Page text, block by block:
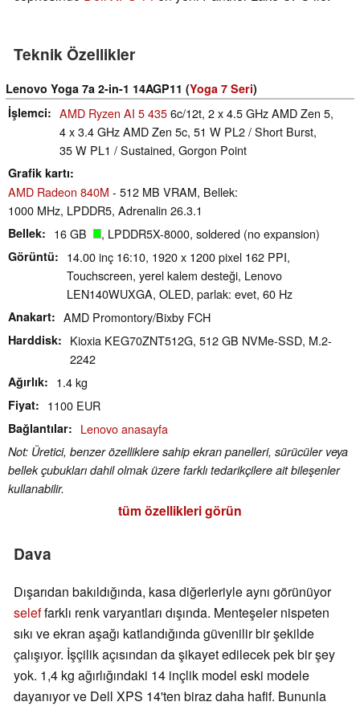
Teknik Özellikler
Lenovo Yoga 7a 2-in-1 14AGP11 (Yoga 7 Seri)
İşlemci
AMD Ryzen AI 5 4356c/12t, 2 x 4.5 GHz AMD Zen 5,
4 x 3.4 GHz AMD Zen 5c, 51 W PL2 / Short Burst,
35 W PL1 / Sustained, Gorgon Point
Grafik kartı
AMD Radeon 840M - 512 MB VRAM, Bellek:
1000 MHz, LPDDR5, Adrenalin 26.3.1
Bellek 16 GB , LPDDR5X-8000, soldered (no expansion)
Görüntü
14.00 inç 16:10, 1920 x 1200 pixel 162 PPI,
Touchscreen, yerel kalem desteği, Lenovo
LEN140WUXGA, OLED, parlak: evet, 60 Hz
Anakart AMD Promontory/Bixby FCH
Harddisk
Kioxia KEG70ZNT512G, 512 GB NVMe-SSD, M.2-
2242
Ağırlık 1.4 kg
Fiyat 1100 EUR
Bağlantılar Lenovo anasayfa
Not: Üretici, benzer özelliklere sahip ekran panelleri, sürücüler veya
bellek çubukları dahil olmak üzere farklı tedarikçilere ait bileşenler
kullanabilir.
tüm özellikleri görün
Dava
Dışarıdan bakıldığında, kasa diğerleriyle aynı görünüyor
seleffarklı renk varyantları dışında. Menteşeler nispeten
sıkı ve ekran aşağı katlandığında güvenilir bir şekilde
çalışıyor. İşçilik açısından da şikayet edilecek pek bir şey
yok. 1,4 kg ağırlığındaki 14 inçlik model eski modele
dayanıyor ve Dell XPS 14'ten biraz daha hafif. Bununla